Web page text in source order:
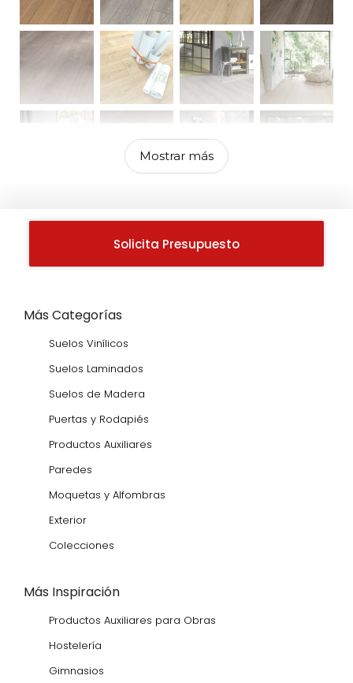
Mostrar más
Solicita Presupuesto
Más Categorías
Suelos Vinílicos
Suelos Laminados
Suelos de Madera
Puertas y Rodapiés
Productos Auxiliares
Paredes
Moquetas y Alfombras
Exterior
Colecciones
Más Inspiración
Productos Auxiliares para Obras
Hostelería
Gimnasios